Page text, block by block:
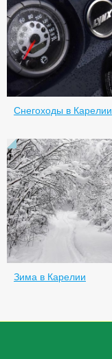
Снегоходы в Карелии
Зима в Карелии